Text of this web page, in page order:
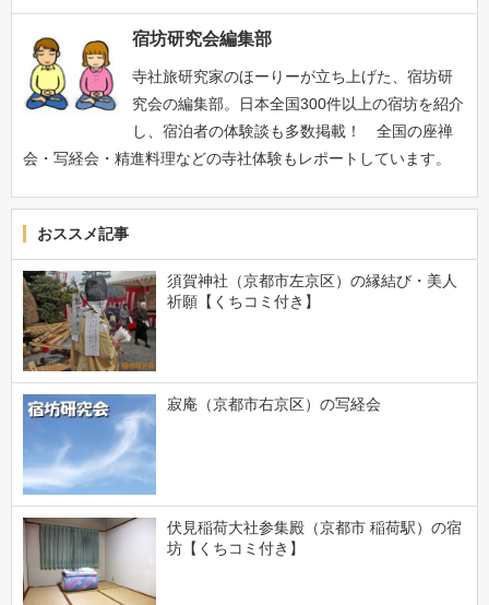
宿坊研究会編集部
寺社旅研究家のほーりーが立ち上げた、宿坊研
究会の編集部。日本全国300件以上の宿坊を紹介
し、宿泊者の体験談も多数掲載！ 全国の座禅
会・写経会・精進料理などの寺社体験もレポートしています。
おススメ記事
須賀神社（京都市左京区）の縁結び・美人
祈願【くちコミ付き】
寂庵（京都市右京区）の写経会
伏見稲荷大社参集殿（京都市 稲荷駅）の宿
坊【くちコミ付き】